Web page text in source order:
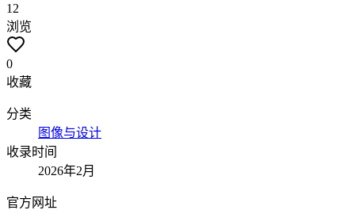
12
浏览
0
收藏
分类
图像与设计
收录时间
2026年2月
官方网址